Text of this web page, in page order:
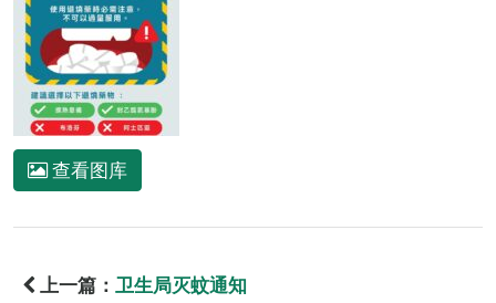
查看图库
上一篇： 卫生局灭蚊通知